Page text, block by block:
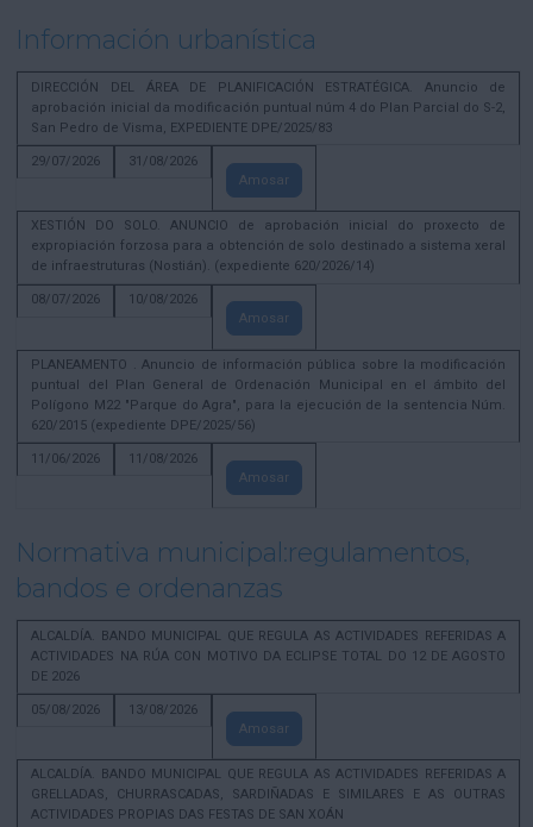
Información urbanística
DIRECCIÓN DEL ÁREA DE PLANIFICACIÓN ESTRATÉGICA. Anuncio de
aprobación inicial da modificación puntual núm 4 do Plan Parcial do S-2,
San Pedro de Visma, EXPEDIENTE DPE/2025/83
29/07/2026
31/08/2026
Amosar
XESTIÓN DO SOLO. ANUNCIO de aprobación inicial do proxecto de
expropiación forzosa para a obtención de solo destinado a sistema xeral
de infraestruturas (Nostián). (expediente 620/2026/14)
08/07/2026
10/08/2026
Amosar
PLANEAMENTO . Anuncio de información pública sobre la modificación
puntual del Plan General de Ordenación Municipal en el ámbito del
Polígono M22 "Parque do Agra", para la ejecución de la sentencia Núm.
620/2015 (expediente DPE/2025/56)
11/06/2026
11/08/2026
Amosar
Normativa municipal:regulamentos,
bandos e ordenanzas
ALCALDÍA. BANDO MUNICIPAL QUE REGULA AS ACTIVIDADES REFERIDAS A
ACTIVIDADES NA RÚA CON MOTIVO DA ECLIPSE TOTAL DO 12 DE AGOSTO
DE 2026
05/08/2026
13/08/2026
Amosar
ALCALDÍA. BANDO MUNICIPAL QUE REGULA AS ACTIVIDADES REFERIDAS A
GRELLADAS, CHURRASCADAS, SARDIÑADAS E SIMILARES E AS OUTRAS
ACTIVIDADES PROPIAS DAS FESTAS DE SAN XOÁN